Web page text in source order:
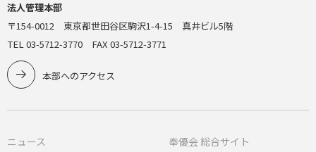
法人管理本部
〒154-0012 東京都世田谷区駒沢1-4-15 真井ビル5階
TEL 03-5712-3770 FAX 03-5712-3771
本部へのアクセス
ニュース
奉優会 総合サイト